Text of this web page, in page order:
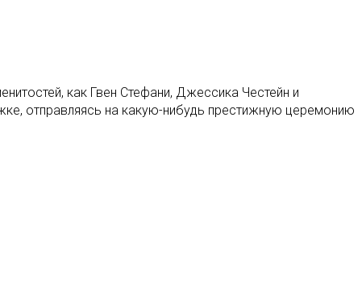
как Гвен Стефани, Джессика Честейн и
отправляясь на какую-нибудь престижную церемонию